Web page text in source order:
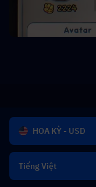
HOA KỲ - USD
Tiếng Việt